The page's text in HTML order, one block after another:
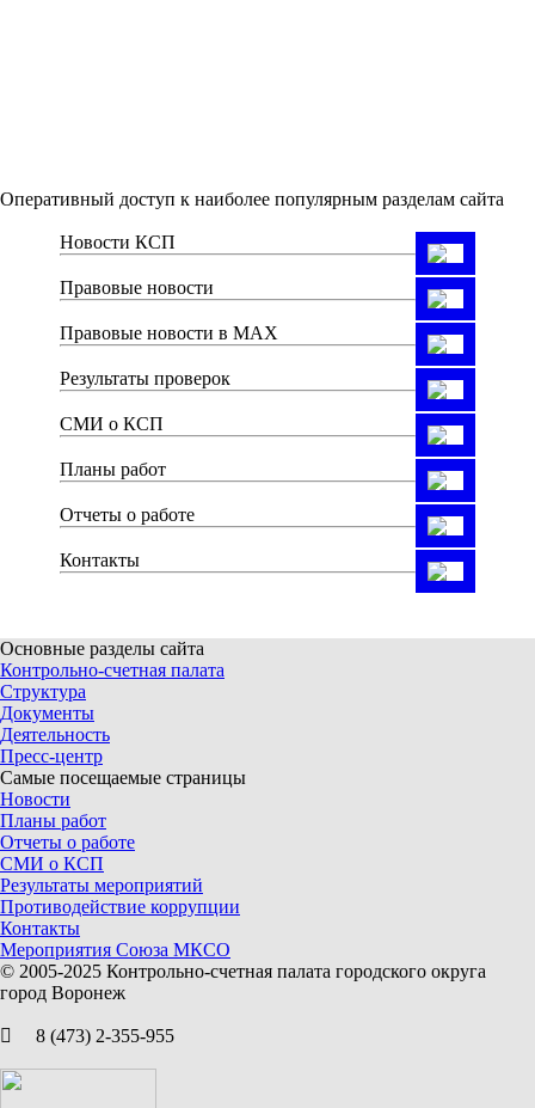
Оперативный доступ к наиболее популярным разделам сайта
Новости КСП
Правовые новости
Правовые новости в MAX
Результаты проверок
СМИ о КСП
Планы работ
Отчеты о работе
Контакты
Основные разделы сайта
Контрольно-счетная палата
Структура
Документы
Деятельность
Пресс-центр
Самые посещаемые страницы
Новости
Планы работ
Отчеты о работе
СМИ о КСП
Результаты мероприятий
Противодействие коррупции
Контакты
Мероприятия Союза МКСО
© 2005-2025 Контрольно-счетная палата городского округа
город Воронеж
8 (473) 2-355-955